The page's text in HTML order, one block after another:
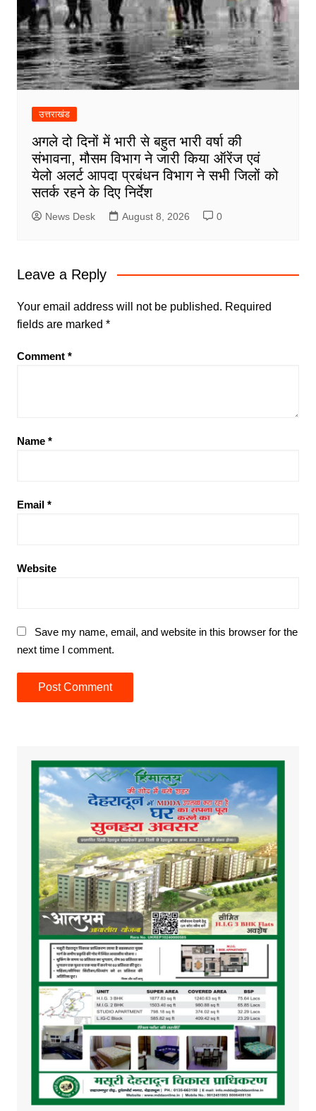
उत्तराखंड
अगले दो दिनों में भारी से बहुत भारी वर्षा की
संभावना, मौसम विभाग ने जारी किया ऑरेंज एवं
येलो अलर्ट आपदा प्रबंधन विभाग ने सभी जिलों को
सतर्क रहने के दिए निर्देश
News Desk August 8, 2026 0
Leave a Reply
Your email address will not be published. Required
fields are marked *
Comment *
Name *
Email *
Website
Save my name, email, and website in this browser for the
next time I comment.